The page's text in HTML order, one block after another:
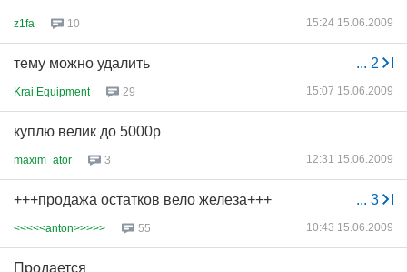
z1fa 10 15:24 15.06.2009
... 2
тему можно удалить
Krai Equipment 29 15:07 15.06.2009
куплю велик до 5000р
maxim_ator 3 12:31 15.06.2009
... 3
+++продажа остатков вело железа+++
<<<<<anton>>>>> 55 10:43 15.06.2009
Продается